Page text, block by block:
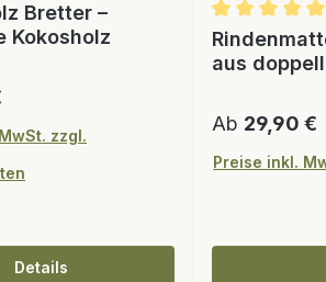
Bretter –
Kokosholz
zzgl.
Details
aus
Regulärer
Ab 29,90 €
Preise inkl.